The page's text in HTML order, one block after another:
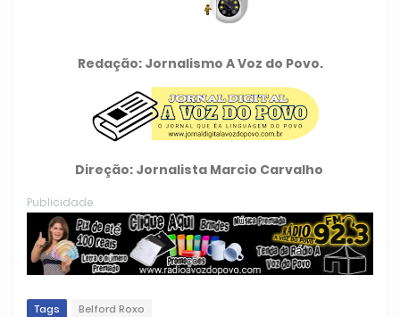
Redação: Jornalismo A Voz do Povo.
Direção: Jornalista Marcio Carvalho
Publicidade
Tags Belford Roxo